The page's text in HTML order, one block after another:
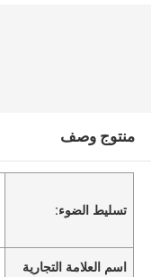
منتوج وصف
تسليط الضوء:
اسم العلامة التجارية